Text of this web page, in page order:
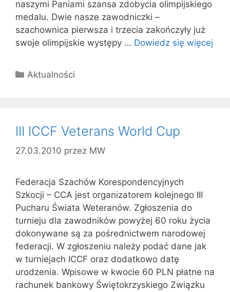
naszymi Paniami szansa zdobycia olimpijskiego
medalu. Dwie nasze zawodniczki –
szachownica pierwsza i trzecia zakończyły już
swoje olimpijskie występy … Dowiedz się więcej
Kategorie
Aktualności
III ICCF Veterans World Cup
27.03.2010 przez MW
Federacja Szachów Korespondencyjnych
Szkocji – CCA jest organizatorem kolejnego III
Pucharu Świata Weteranów. Zgłoszenia do
turnieju dla zawodników powyżej 60 roku życia
dokonywane są za pośrednictwem narodowej
federacji. W zgłoszeniu należy podać dane jak
w turniejach ICCF oraz dodatkowo datę
urodzenia. Wpisowe w kwocie 60 PLN płatne na
rachunek bankowy Świętokrzyskiego Związku